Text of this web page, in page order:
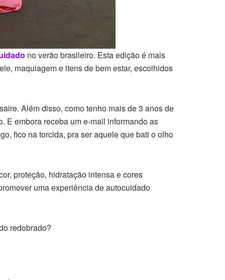
no verão brasileiro. Esta edição é mais
maquiagem e itens de bem estar, escolhidos
Além disso, como tenho mais de 3 anos de
E embora receba um e-mail informando as
fico na torcida, pra ser aquele que bati o olho
proteção, hidratação intensa e cores
uma experiência de autocuidado
redobrado?